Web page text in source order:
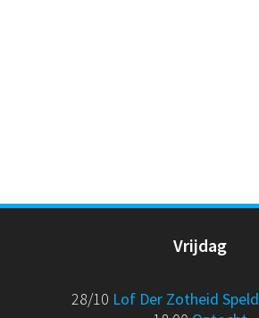
Vrijdag
28/10 Lof Der Zotheid Speld